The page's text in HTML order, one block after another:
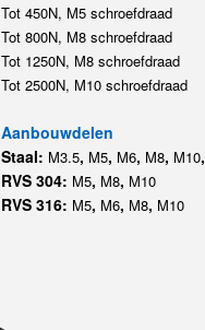
Tot 450N, M5 schroefdraad
Tot 800N, M8 schroefdraad
Tot 1250N, M8 schroefdraad
Tot 2500N, M10 schroefdraad
Aanbouwdelen
Staal: M3.5, M5, M6, M8, M10,
RVS 304: M5, M8, M10
RVS 316: M5, M6, M8, M10